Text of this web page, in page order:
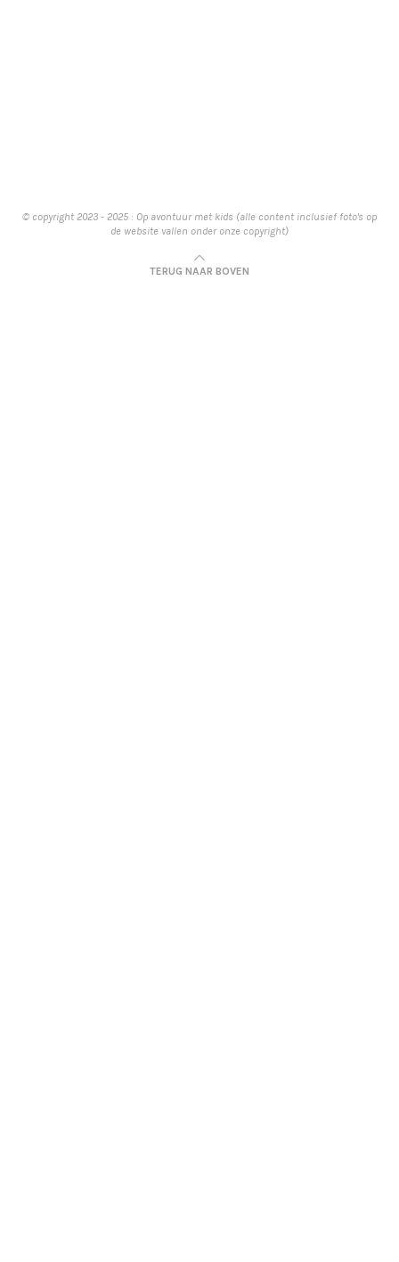
© copyright 2023 - 2025 : Op avontuur met kids (alle content inclusief foto's op
de website vallen onder onze copyright)
TERUG NAAR BOVEN